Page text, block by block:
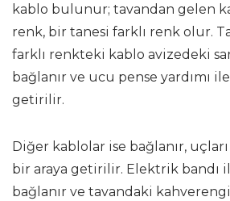
kablo bulunur; tavandan gelen
renk, bir tanesi farklı renk olur.
farklı renkteki kablo avizedeki
bağlanır ve ucu pense yardımı
getirilir.
Diğer kablolar ise bağlanır,
bir araya getirilir. Elektrik bandı
bağlanır ve tavandaki